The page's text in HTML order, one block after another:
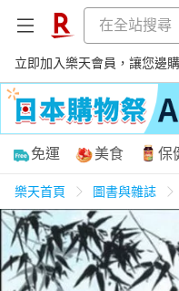
立即加入樂天會員，讓您邊
購物網分類
天天免運 美食蛋
免運 美食 保
樂天首頁 圖書與雜誌